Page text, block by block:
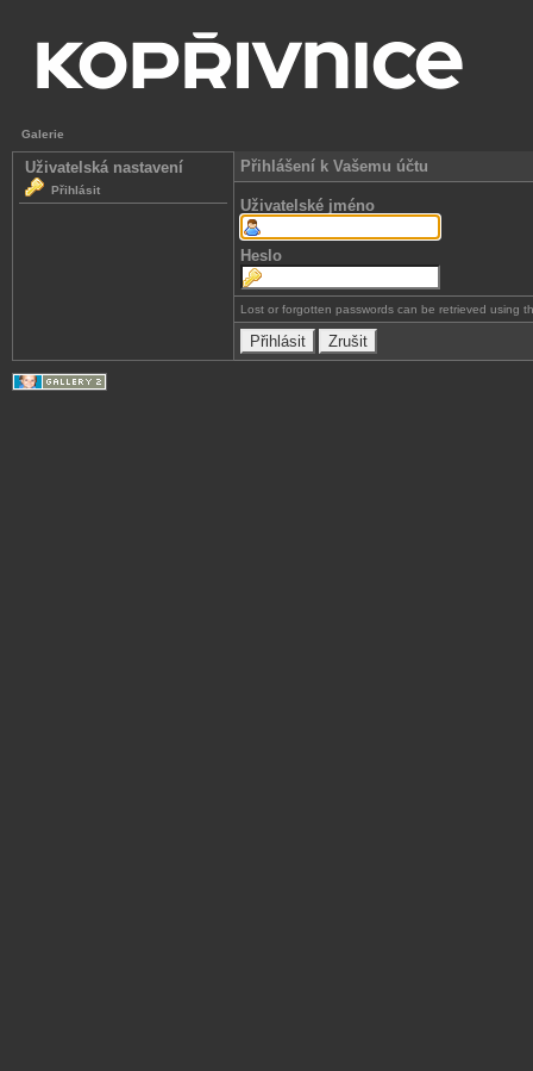
Galerie
Uživatelská nastavení
Přihlásit
Přihlášení k Vašemu účtu
Uživatelské jméno
Heslo
Lost or forgotten passwords can be retrieved using